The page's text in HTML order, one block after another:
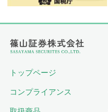
トップページ
コンプライアンス